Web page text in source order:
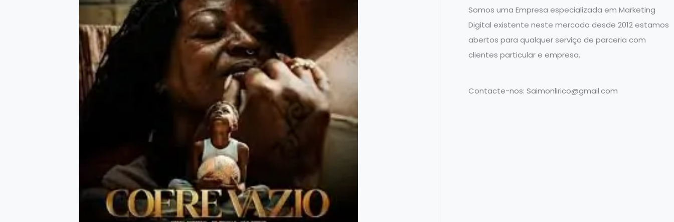
e
g
o
r
Somos uma Empresa especializada em Marketing
Digital existente neste mercado desde 2012 estamos
abertos para qualquer serviço de parceria com
clientes particular e empresa.
Contacte-nos: Saimonlirico@gmail.com